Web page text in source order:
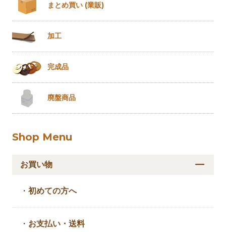
まとめ買い (業販)
加工
完成品
廃盤商品
Shop Menu
お買い物
・初めての方へ
・ お支払い・送料